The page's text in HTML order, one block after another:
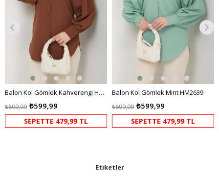
Balon Kol Gömlek Kahverengi HM2639
₺599,99
₺699,99
SEPETTE 479,99 TL
Balon Kol Gömlek Mint HM2639
₺599,99
₺699,99
SEPETTE 479,99 TL
Etiketler